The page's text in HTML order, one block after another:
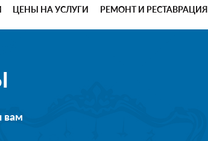
ЦЕНЫ НА УСЛУГИ РЕМОНТ И РЕСТАВРАЦИЯ
вам